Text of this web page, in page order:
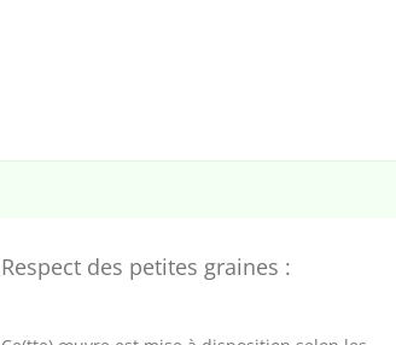
Respect des petites graines :